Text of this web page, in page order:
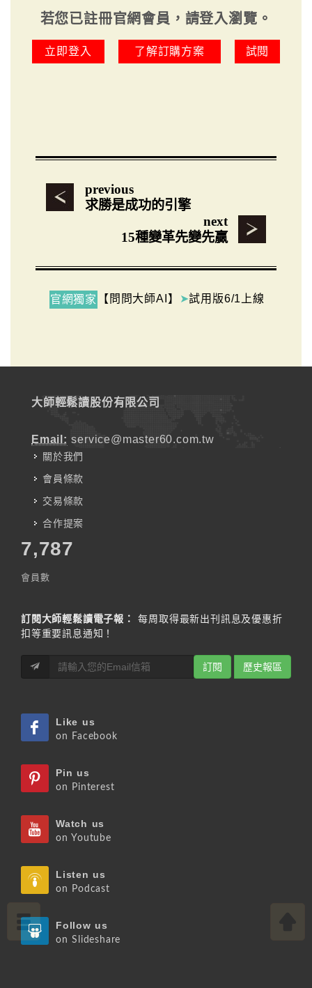
若您已註冊官網會員，請登入瀏覽。
立即登入 了解訂購方案 試閱
previous
求勝是成功的引擎
next
15種變革先變先贏
官網獨家 【問問大師AI】 ➤試用版6/1上線
大師輕鬆讀股份有限公司
Email: service@master60.com.tw
關於我們
會員條款
交易條款
合作提案
7,787
會員數
訂閱大師輕鬆讀電子報：
每周取得最新出刊訊息及優惠折
扣等重要訊息通知！
訂閱 歷史報區
Like us
on Facebook
Pin us
on Pinterest
Watch us
on Youtube
Listen us
on Podcast
Follow us
on Slideshare